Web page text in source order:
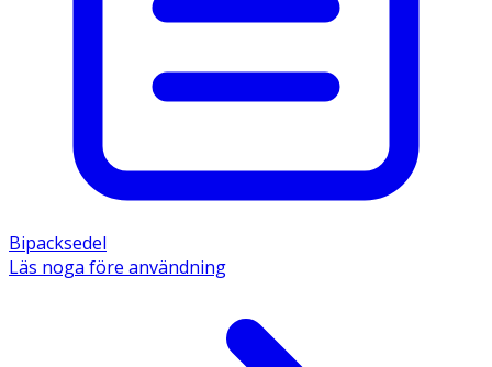
Bipacksedel
Läs noga före användning